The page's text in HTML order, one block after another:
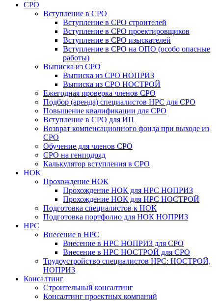
СРО
Вступление в СРО
Вступление в СРО строителей
Вступление в СРО проектировщиков
Вступление в СРО изыскателей
Вступление в СРО на ОПО (особо опасные
работы)
Выписка из СРО
Выписка из СРО НОПРИЗ
Выписка из СРО НОСТРОЙ
Ежегодная проверка членов СРО
Подбор (аренда) специалистов НРС для СРО
Повышение квалификации для СРО
Вступление в СРО для ИП
Возврат компенсационного фонда при выходе из
СРО
Обучение для членов СРО
СРО на генподряд
Калькулятор вступления в СРО
НОК
Прохождение НОК
Прохождение НОК для НРС НОПРИЗ
Прохождение НОК для НРС НОСТРОЙ
Подготовка специалистов к НОК
Подготовка портфолио для НОК НОПРИЗ
НРС
Внесение в НРС
Внесение в НРС НОПРИЗ для СРО
Внесение в НРС НОСТРОЙ для СРО
Трудоустройство специалистов НРС: НОСТРОЙ,
НОПРИЗ
Консалтинг
Строительный консалтинг
Консалтинг проектных компаний